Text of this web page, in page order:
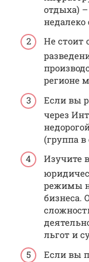
отдыха)
недалеко
Не стоит
регионе
Если вы
через
(группа в
Изучите
режимы
бизнеса.
льгот и
Если вы